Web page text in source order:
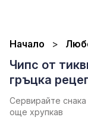
Начало
Чипс от
гръцка
Сервирайте
още хрупкав